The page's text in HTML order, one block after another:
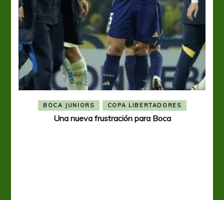
BOCA JUNIORS COPA LIBERTADORES
Una nueva frustración para Boca